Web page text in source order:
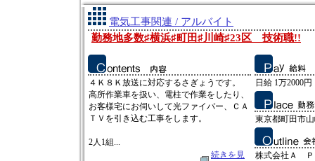
電気工事関連 / アルバイト
勤務地多数♯横浜♯町田♯川崎♯23区 技術職!!
４Ｋ８Ｋ放送に対応するさぎょうです。
高所作業車を扱い、電柱で作業をしたり、
お客様宅にお伺いして光ファイバー、ＣＡ
ＴＶを引き込む工事をします。
2人1組...
続きを見
日給 1万2000円
東京都町田市
株式会社Ａ Ｐ